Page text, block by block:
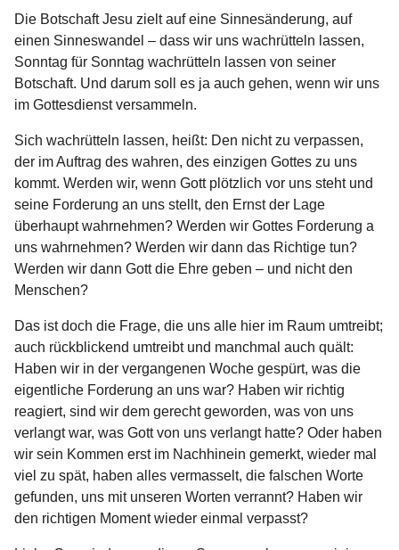
Die Botschaft Jesu zielt auf eine Sinnesänderung, auf
einen Sinneswandel – dass wir uns wachrütteln lassen,
Sonntag für Sonntag wachrütteln lassen von seiner
Botschaft. Und darum soll es ja auch gehen, wenn wir uns
im Gottesdienst versammeln.
Sich wachrütteln lassen, heißt: Den nicht zu verpassen,
der im Auftrag des wahren, des einzigen Gottes zu uns
kommt. Werden wir, wenn Gott plötzlich vor uns steht und
seine Forderung an uns stellt, den Ernst der Lage
überhaupt wahrnehmen? Werden wir Gottes Forderung a
uns wahrnehmen? Werden wir dann das Richtige tun?
Werden wir dann Gott die Ehre geben – und nicht den
Menschen?
Das ist doch die Frage, die uns alle hier im Raum umtreibt;
auch rückblickend umtreibt und manchmal auch quält:
Haben wir in der vergangenen Woche gespürt, was die
eigentliche Forderung an uns war? Haben wir richtig
reagiert, sind wir dem gerecht geworden, was von uns
verlangt war, was Gott von uns verlangt hatte? Oder haben
wir sein Kommen erst im Nachhinein gemerkt, wieder mal
viel zu spät, haben alles vermasselt, die falschen Worte
gefunden, uns mit unseren Worten verrannt? Haben wir
den richtigen Moment wieder einmal verpasst?